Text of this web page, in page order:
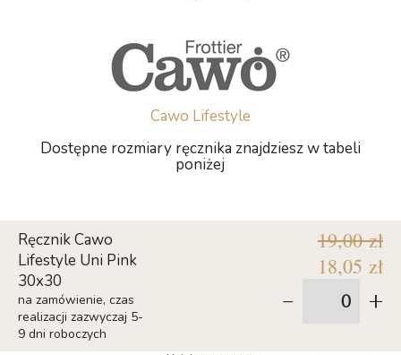
Cawo Lifestyle
Dostępne rozmiary ręcznika znajdziesz w tabeli
poniżej
Ręcznik Cawo
Lifestyle Uni Pink
30x30
na zamówienie, czas
realizacji zazwyczaj 5-
9 dni roboczych
19,00 zł
18,05 zł
- +